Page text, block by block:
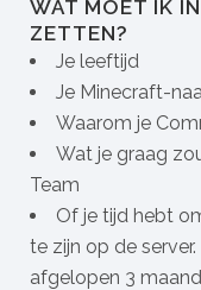
WAT MOET IK
ZETTEN?
Je leeftijd
Je Minecraft-
Waarom je
Wat je graag
Team
Of je tijd hebt
te zijn op de
afgelopen 3